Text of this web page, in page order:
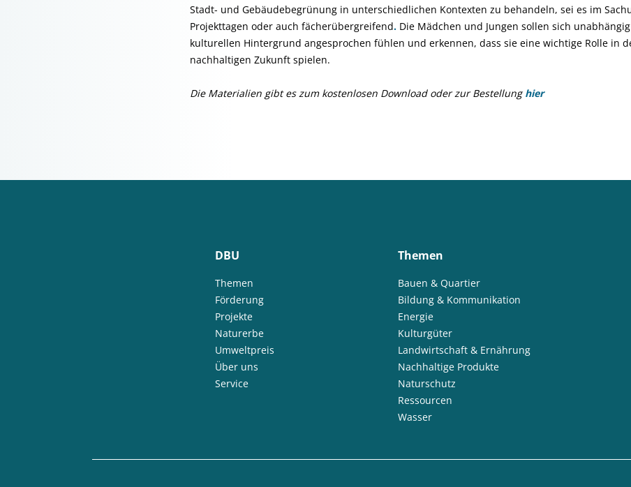
Stadt- und Gebäudebegrünung in unterschiedlichen Kontexten zu behandeln, sei es im
Projekttagen oder auch fächerübergreifend. Die Mädchen und Jungen sollen sich
kulturellen Hintergrund angesprochen fühlen und erkennen, dass sie eine wichtige Rolle in
nachhaltigen Zukunft spielen.
Die Materialien gibt es zum kostenlosen Download oder zur Bestellung hier
DBU
Themen
Förderung
Projekte
Naturerbe
Umweltpreis
Über uns
Service
Themen
Bauen & Quartier
Bildung & Kommunikation
Energie
Kulturgüter
Landwirtschaft & Ernährung
Nachhaltige Produkte
Naturschutz
Ressourcen
Wasser